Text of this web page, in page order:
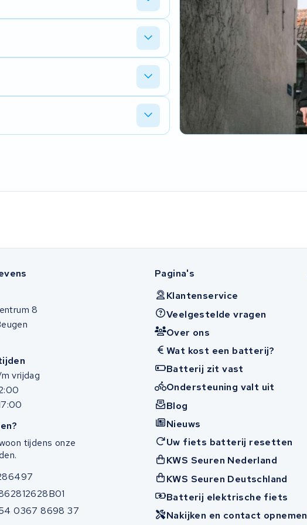
geen zin heeft, melden we dat
op een BMS-storing of een
de foutcodes uit en kijken we of het
de cellen te vervangen.
bij u terug zodra het pakket
de revisie. Daarna gaat het op de
materialen. Voor sommige oudere
te bestellen. Wij bespreken na de
8
vrijdag
tijdens onze
0367 8698 37
Pagina's
Klantenservice
Veelgestelde vragen
Over ons
Wat kost een batterij?
Batterij zit vast
Ondersteuning valt uit
Blog
Nieuws
Uw fiets batterij resetten
KWS Seuren Nederland
KWS Seuren Deutschland
Batterij elektrische fiets
Nakijken en contact opnemen